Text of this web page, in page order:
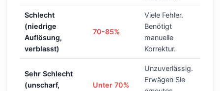
Schlecht
(niedrige
Auflösung,
verblasst)
70-85%
Viele Fehler.
Benötigt
manuelle
Korrektur.
Sehr Schlecht
(unscharf,
Unter 70%
Unzuverlässig.
Erwägen Sie